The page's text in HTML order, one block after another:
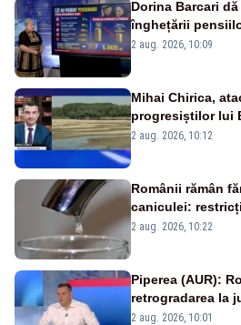
Dorina Barcari
înghețării
pierdute de
2 aug. 2026, 10:09
Mihai Chirica,
progresiștilor lui
protejăm și
2 aug. 2026, 10:12
Românii rămân
caniculei:
Oamenii au „cu
2 aug. 2026, 10:22
Piperea (AUR):
retrogradarea la
catastrofă pentru
2 aug. 2026, 10:01